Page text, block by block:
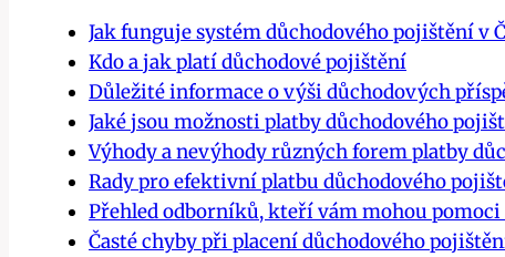
Jak funguje systém důchodového pojištění v
Kdo a jak platí důchodové pojištění
Důležité informace o výši důchodových
Jaké jsou možnosti platby důchodového
Výhody a nevýhody různých forem platby
Rady pro efektivní platbu důchodového
Přehled odborníků, kteří vám mohou
Časté chyby při placení důchodového